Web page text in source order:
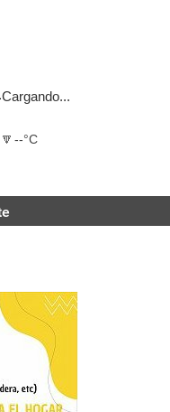
Cargando...
🔽 --°C